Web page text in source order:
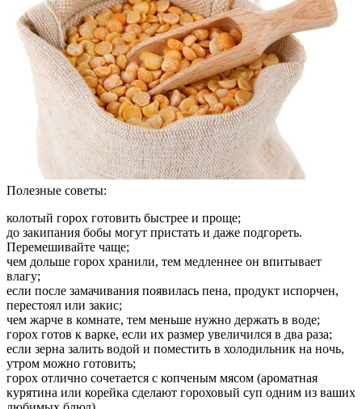
Полезные советы:
колотый горох готовить быстрее и проще;
до закипания бобы могут пристать и даже подгореть.
Перемешивайте чаще;
чем дольше горох хранили, тем медленнее он впитывает
влагу;
если после замачивания появилась пена, продукт испорчен,
перестоял или закис;
чем жарче в комнате, тем меньше нужно держать в воде;
горох готов к варке, если их размер увеличился в два раза;
если зерна залить водой и поместить в холодильник на ночь,
утром можно готовить;
горох отлично сочетается с копченым мясом (ароматная
курятина или корейка сделают гороховый суп одним из ваших